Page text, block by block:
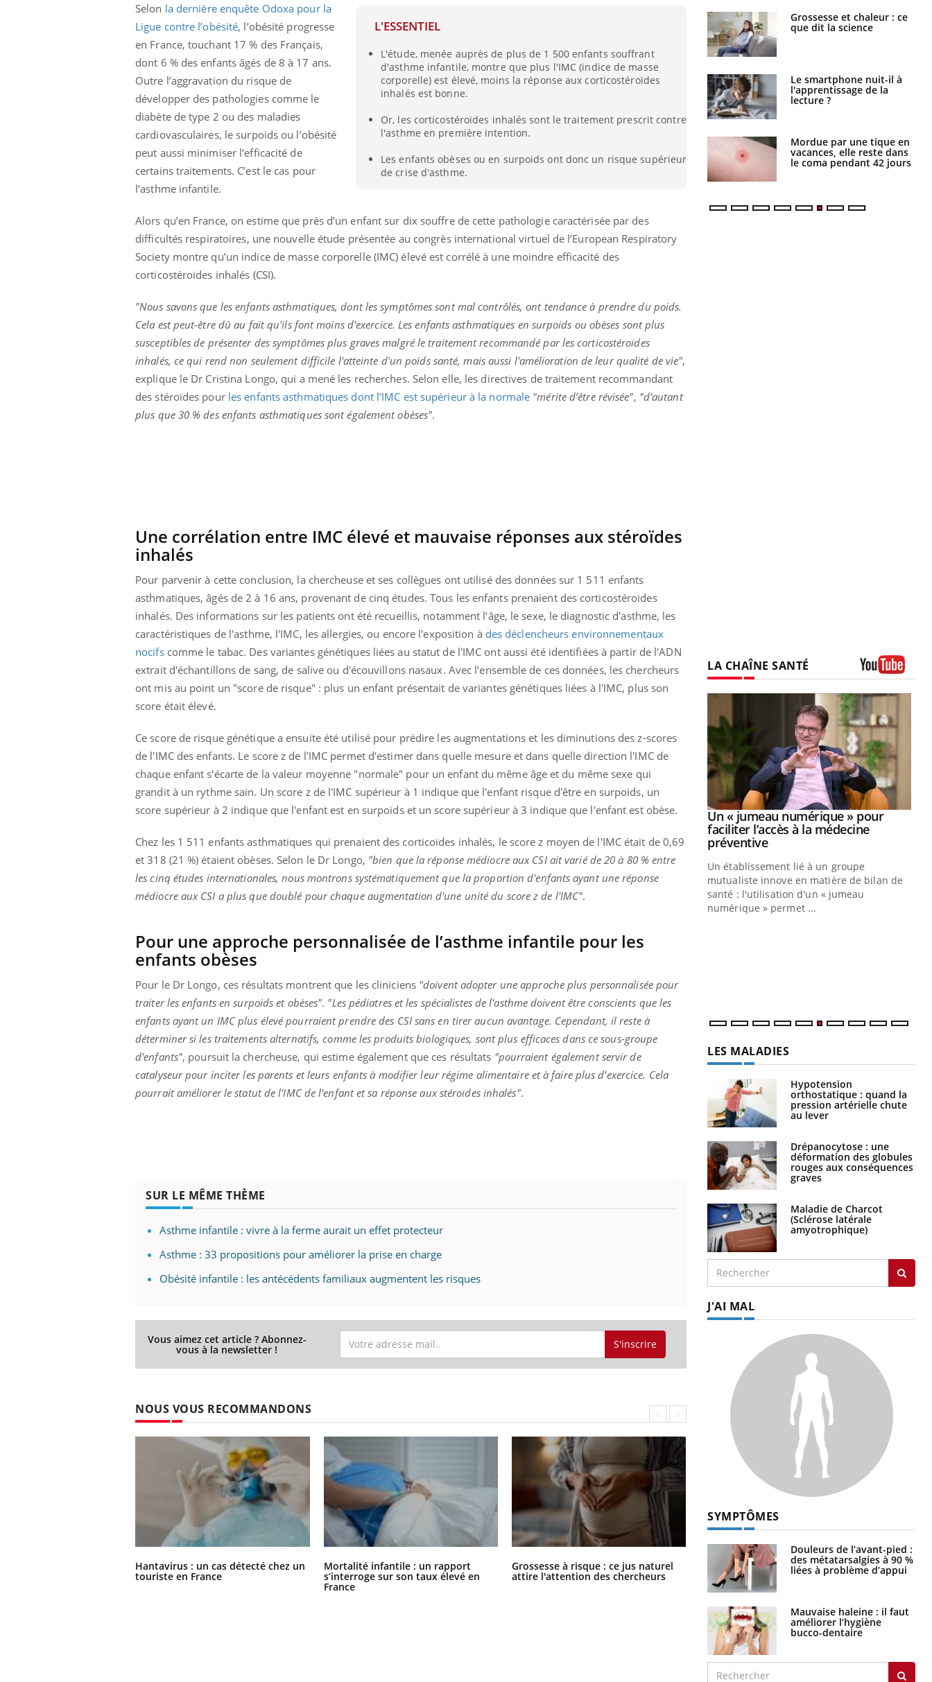
L'ESSENTIEL
L'étude, menée auprès de plus de 1 500 enfants souffrant
d'asthme infantile, montre que plus l'IMC (indice de masse
corporelle) est élevé, moins la réponse aux corticostéroïdes
inhalés est bonne.
Or, les corticostéroïdes inhalés sont le traitement prescrit contre
l'asthme en première intention.
Les enfants obèses ou en surpoids ont donc un risque supérieur
de crise d'asthme.
Selon la dernière enquête Odoxa pour la
Ligue contre l’obésité, l’obésité progresse
en France, touchant 17 % des Français,
dont 6 % des enfants âgés de 8 à 17 ans.
Outre l’aggravation du risque de
développer des pathologies comme le
diabète de type 2 ou des maladies
cardiovasculaires, le surpoids ou l’obésité
peut aussi minimiser l’efficacité de
certains traitements. C’est le cas pour
l’asthme infantile.
Alors qu’en France, on estime que près d’un enfant sur dix souffre de cette pathologie caractérisée par des
difficultés respiratoires, une nouvelle étude présentée au congrès international virtuel de l’European Respiratory
Society montre qu’un indice de masse corporelle (IMC) élevé est corrélé à une moindre efficacité des
corticostéroïdes inhalés (CSI).
"Nous savons que les enfants asthmatiques, dont les symptômes sont mal contrôlés, ont tendance à prendre du poids.
Cela est peut-être dû au fait qu'ils font moins d'exercice. Les enfants asthmatiques en surpoids ou obèses sont plus
susceptibles de présenter des symptômes plus graves malgré le traitement recommandé par les corticostéroïdes
inhalés, ce qui rend non seulement difficile l'atteinte d'un poids santé, mais aussi l'amélioration de leur qualité de vie",
explique le Dr Cristina Longo, qui a mené les recherches. Selon elle, les directives de traitement recommandant
des stéroïdes pour les enfants asthmatiques dont l’IMC est supérieur à la normale "mérite d’être révisée", "d’autant
plus que 30 % des enfants asthmatiques sont également obèses".
Une corrélation entre IMC élevé et mauvaise réponses aux stéroïdes
inhalés
Pour parvenir à cette conclusion, la chercheuse et ses collègues ont utilisé des données sur 1 511 enfants
asthmatiques, âgés de 2 à 16 ans, provenant de cinq études. Tous les enfants prenaient des corticostéroïdes
inhalés. Des informations sur les patients ont été recueillis, notamment l’âge, le sexe, le diagnostic d'asthme, les
caractéristiques de l'asthme, l'IMC, les allergies, ou encore l'exposition à des déclencheurs environnementaux
nocifscomme le tabac. Des variantes génétiques liées au statut de l'IMC ont aussi été identifiées à partir de l'ADN
extrait d'échantillons de sang, de salive ou d'écouvillons nasaux. Avec l’ensemble de ces données, les chercheurs
ont mis au point un "score de risque" : plus un enfant présentait de variantes génétiques liées à l'IMC, plus son
score était élevé.
Ce score de risque génétique a ensuite été utilisé pour prédire les augmentations et les diminutions des z-scores
de l'IMC des enfants. Le score z de l'IMC permet d'estimer dans quelle mesure et dans quelle direction l'IMC de
chaque enfant s'écarte de la valeur moyenne "normale" pour un enfant du même âge et du même sexe qui
grandit à un rythme sain. Un score z de l'IMC supérieur à 1 indique que l'enfant risque d'être en surpoids, un
score supérieur à 2 indique que l'enfant est en surpoids et un score supérieur à 3 indique que l'enfant est obèse.
Chez les 1 511 enfants asthmatiques qui prenaient des corticoïdes inhalés, le score z moyen de l'IMC était de 0,69
et 318 (21 %) étaient obèses. Selon le Dr Longo, "bien que la réponse médiocre aux CSI ait varié de 20 à 80 % entre
les cinq études internationales, nous montrons systématiquement que la proportion d'enfants ayant une réponse
médiocre aux CSI a plus que doublé pour chaque augmentation d'une unité du score z de l'IMC".
Pour une approche personnalisée de l’asthme infantile pour les
enfants obèses
Pour le Dr Longo, ces résultats montrent que les cliniciens "doivent adopter une approche plus personnalisée pour
traiter les enfants en surpoids et obèses". "Les pédiatres et les spécialistes de l'asthme doivent être conscients que les
enfants ayant un IMC plus élevé pourraient prendre des CSI sans en tirer aucun avantage. Cependant, il reste à
déterminer si les traitements alternatifs, comme les produits biologiques, sont plus efficaces dans ce sous-groupe
d'enfants", poursuit la chercheuse, qui estime également que ces résultats "pourraient également servir de
catalyseur pour inciter les parents et leurs enfants à modifier leur régime alimentaire et à faire plus d'exercice. Cela
pourrait améliorer le statut de l'IMC de l'enfant et sa réponse aux stéroïdes inhalés".
SUR LE MÊME THÈME
Asthme infantile : vivre à la ferme aurait un effet protecteur
Asthme : 33 propositions pour améliorer la prise en charge
Obésité infantile : les antécédents familiaux augmentent les risques
Vous aimez cet article ? Abonnez-
vous à la newsletter ! S'inscrire
NOUS VOUS RECOMMANDONS
Hantavirus : un cas détecté chez un
touriste en France
Mortalité infantile : un rapport
s’interroge sur son taux élevé en
France
Grossesse à risque : ce jus naturel
attire l'attention des chercheurs
Comment oublier les écrans en
vacances ?
Chikungunya, dengue,
West Nile : que se passe-
t-il dans le sud de la
France ?
Les médicaments GLP-1
protègent-ils aussi les os
?
Cytomégalovirus : ce qui
change dans la prise en
enceintes
de dormir la nuit ?
VIH : la fin du comprimé
tous les jours se profile-t-
elle enfin ?
Pourquoi votre ventre
jours de vos vacances ?
Le Viagra pourrait-il
finalement être bénéfique
Grossesse et chaleur : ce
que dit la science
Le smartphone nuit-il à
l'apprentissage de la
lecture ?
Mordue par une tique en
vacances, elle reste dans
le coma pendant 42 jours
LA CHAÎNE SANTÉ
Insuline & Charge mentale : et si on
En 2026, l'insuline dans le diabète de type 2
reste entourée d'idées reçues chez les
patients comme parfois chez les soignants.
Youtube
Eczéma Chronique des Mains : se
L'été arrive… et avec lui, un tout nouveau
rythme de vie ! Vacances, plage, piscine,
soleil, activités en plein air… Nos mains
sont ...
Youtube
Diabète & Ramadan 2026Youtube
Le Ramadan approche, et, pour de
nombreuses personnes atteintes de
diabète, c'est une période de questions, de
défis, mais ...
Youtube
Un « jumeau numérique » pour
faciliter l’accès à la médecine
préventiveYoutube
Un établissement lié à un groupe
mutualiste innove en matière de bilan de
santé : l'utilisation d'un « jumeau
numérique » permet ...
LES MALADIES
Hypotension
orthostatique : quand la
pression artérielle chute
au lever
Drépanocytose : une
déformation des globules
rouges aux conséquences
graves
Maladie de Charcot
(Sclérose latérale
amyotrophique)
J'AI MAL
SYMPTÔMES
Douleurs de l’avant-pied :
des métatarsalgies à 90 %
liées à problème d’appui
Mauvaise haleine : il faut
améliorer l’hygiène
bucco-dentaire